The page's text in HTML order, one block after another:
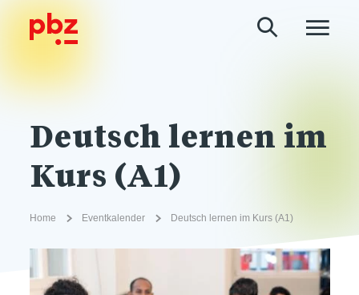
Deutsch lernen im
Kurs (A1)
Home Eventkalender Deutsch lernen im Kurs (A1)